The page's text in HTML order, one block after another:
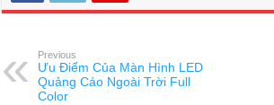
Previous
Ưu Điểm Của Màn Hình LED
Quảng Cáo Ngoài Trời Full
Color